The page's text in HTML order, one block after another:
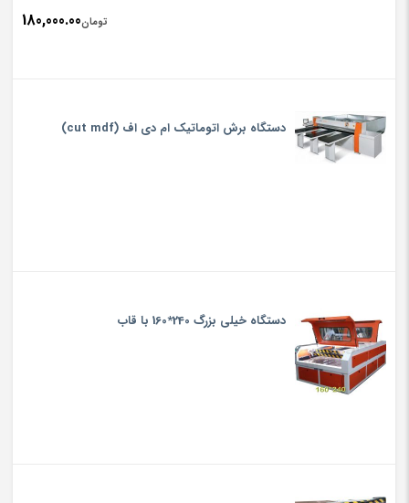
تومان180,000.00
دستگاه برش اتوماتیک ام دی اف (cut mdf)
دستگاه خیلی بزرگ 240*160 با قاب